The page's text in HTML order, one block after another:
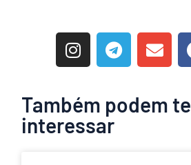
Também podem te
interessar